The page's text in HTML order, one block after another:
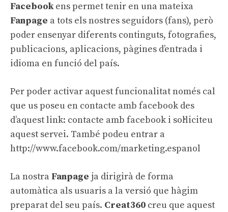
Facebookens permet tenir en una mateixa
Fanpage a tots els nostres seguidors (fans), però
poder ensenyar diferents continguts, fotografies,
publicacions, aplicacions, pàgines d’entrada i
idioma en funció del país.
Per poder activar aquest funcionalitat només cal
que us poseu en contacte amb facebook des
d’aquest link: contacte amb facebook i sol·liciteu
aquest servei. També podeu entrar a
http://www.facebook.com/marketing.espanol
La nostra Fanpage ja dirigirà de forma
automàtica als usuaris a la versió que hàgim
preparat del seu país. Creat360 creu que aquest